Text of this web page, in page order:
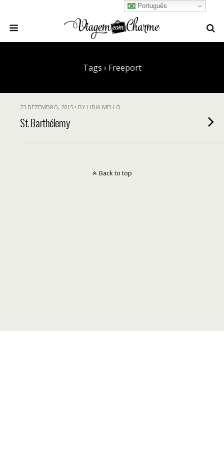
Tags › Freeport
23 DEZEMBRO, 2015 • BY LIDIA MELLO
St. Barthélemy
Português
Back to top